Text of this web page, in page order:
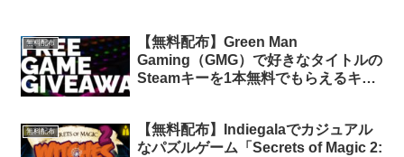
無料配布
【無料配布】Green Man
Gaming（GMG）で好きなタイトルの
Steamキーを1本無料でもらえるキャ
無料配布
【無料配布】Indiegalaでカジュアル
なパズルゲーム「Secrets of Magic 2: